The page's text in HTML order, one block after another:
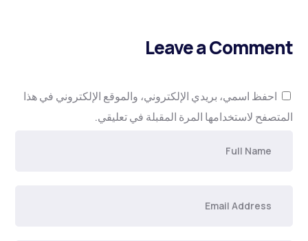
Leave a Comment
احفظ اسمي، بريدي الإلكتروني، والموقع الإلكتروني في هذا
المتصفح لاستخدامها المرة المقبلة في تعليقي.